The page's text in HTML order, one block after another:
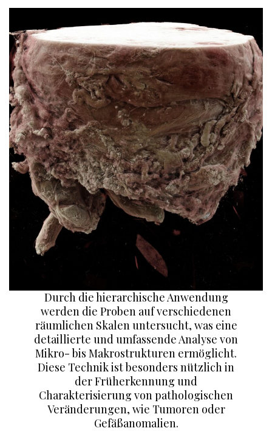
Durch die hierarchische Anwendung
werden die Proben auf verschiedenen
räumlichen Skalen untersucht, was eine
detaillierte und umfassende Analyse von
Mikro- bis Makrostrukturen ermöglicht.
Diese Technik ist besonders nützlich in
der Früherkennung und
Charakterisierung von pathologischen
Veränderungen, wie Tumoren oder
Gefäßanomalien.